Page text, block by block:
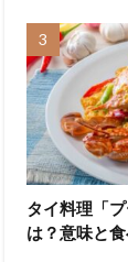
タイ料理「
は？意味と